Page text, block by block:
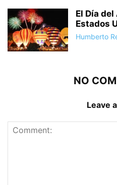
El Día
Estados
Humberto
NO
Leave